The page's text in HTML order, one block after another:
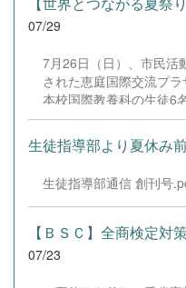
届けることができました
力に磨きをかけ、今後も
本校演劇部への変わら
す。 &nbsp;
習で身に付けた学習習
に生かし、一人一人がさ
07/29
7月26日（日）、市民活
された恵庭国際交流プラ
本校国際教養科の生徒6
した！ 会場にはウクラ
ど多国籍な参加者が集
りなどを満喫。浴衣姿で
葉や国境を超えて笑顔で
らは、「国籍や年齢を
て動く姿が素晴らしい
についている」と、賞
だけでなく、地域や世界
生徒指導部より夏休み
生徒指導部通信 創刊号
07/23